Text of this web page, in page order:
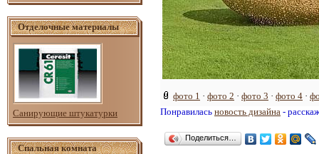
Отделочные материалы
Санирующие штукатурки
Спальная комната
фото 1 · фото 2 · фото 3 · фото 4 ·
Понравилась новость дизайна -
Поделиться…